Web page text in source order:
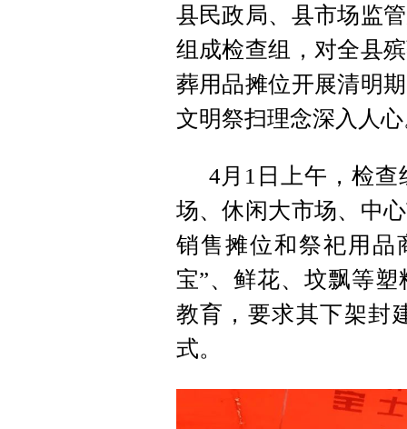
县民政局、县市场监
组成检查组，对全县
葬用品摊位开展清明
文明祭扫理念深入人
4月1日上午，检
场、休闲大市场、中
销售摊位和祭祀用品
宝”、鲜花、坟飘等
教育，要求其下架封
式。